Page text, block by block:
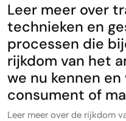
Leer meer over
technieken en
processen die
rijkdom van het
we nu kennen
consument of
Leer meer over de rijkdom